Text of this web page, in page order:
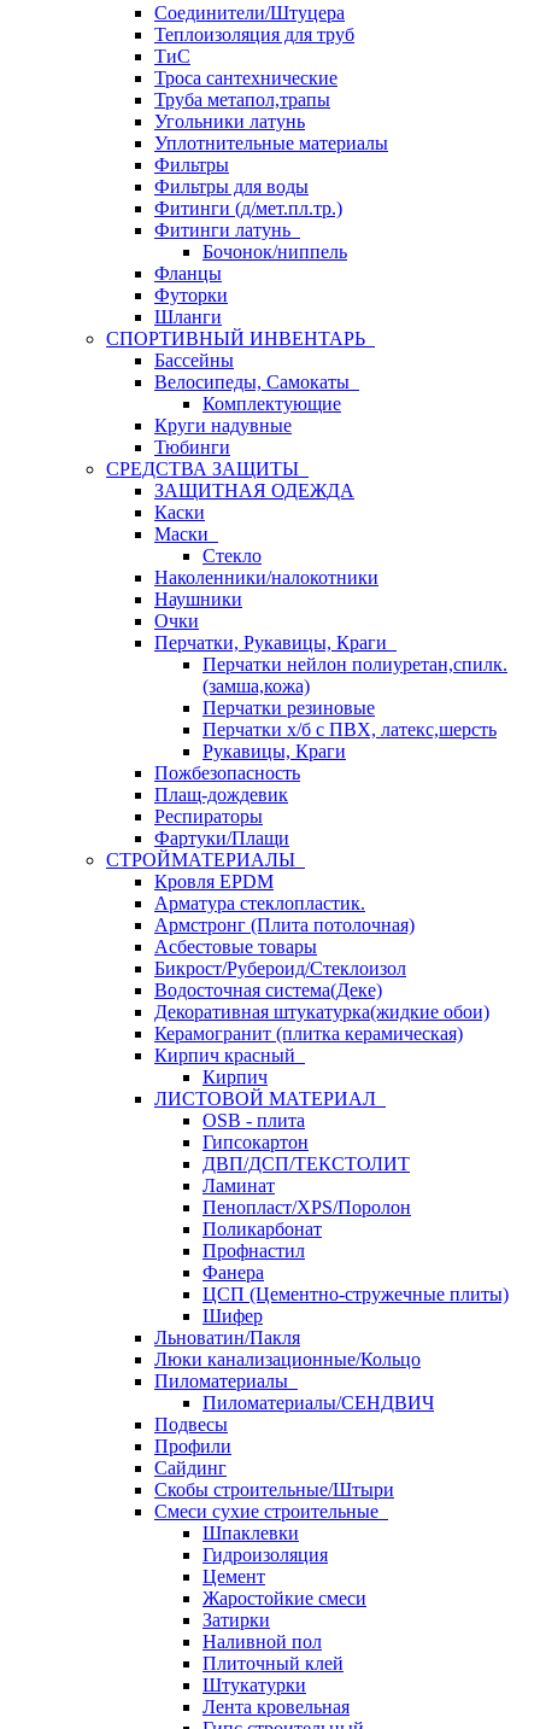
Соединители/Штуцера
Теплоизоляция для труб
ТиС
Троса сантехнические
Труба метапол,трапы
Угольники латунь
Уплотнительные материалы
Фильтры
Фильтры для воды
Фитинги (д/мет.пл.тр.)
Фитинги латунь
Бочонок/ниппель
Фланцы
Футорки
Шланги
СПОРТИВНЫЙ ИНВЕНТАРЬ
Бассейны
Велосипеды, Самокаты
Комплектующие
Круги надувные
Тюбинги
СРЕДСТВА ЗАЩИТЫ
ЗАЩИТНАЯ ОДЕЖДА
Каски
Маски
Стекло
Наколенники/налокотники
Наушники
Очки
Перчатки, Рукавицы, Краги
Перчатки нейлон полиуретан,спилк.
(замша,кожа)
Перчатки резиновые
Перчатки х/б с ПВХ, латекс,шерсть
Рукавицы, Краги
Пожбезопасность
Плащ-дождевик
Респираторы
Фартуки/Плащи
СТРОЙМАТЕРИАЛЫ
Кровля ЕРDM
Арматура стеклопластик.
Армстронг (Плита потолочная)
Асбестовые товары
Бикрост/Рубероид/Стеклоизол
Водосточная система(Деке)
Декоративная штукатурка(жидкие обои)
Керамогранит (плитка керамическая)
Кирпич красный
Кирпич
ЛИСТОВОЙ МАТЕРИАЛ
OSB - плита
Гипсокартон
ДВП/ДСП/ТЕКСТОЛИТ
Ламинат
Пенопласт/XPS/Поролон
Поликарбонат
Профнастил
Фанера
ЦСП (Цементно-стружечные плиты)
Шифер
Льноватин/Пакля
Люки канализационные/Кольцо
Пиломатериалы
Пиломатериалы/СЕНДВИЧ
Подвесы
Профили
Сайдинг
Скобы строительные/Штыри
Смеси сухие строительные
Шпаклевки
Гидроизоляция
Цемент
Жаростойкие смеси
Затирки
Наливной пол
Плиточный клей
Штукатурки
Лента кровельная